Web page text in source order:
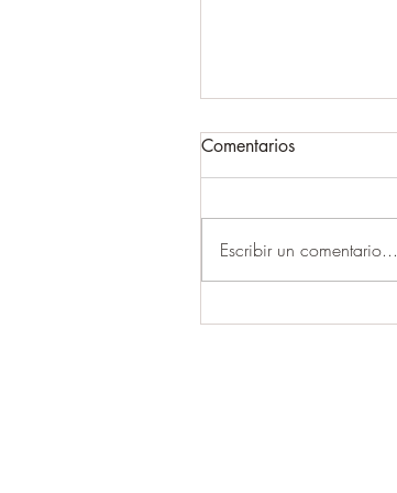
Asumir o preguntar
Comentarios
Escribir un comentario...